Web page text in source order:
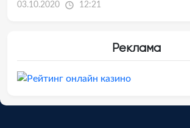
03.10.2020 12:21
Реклама